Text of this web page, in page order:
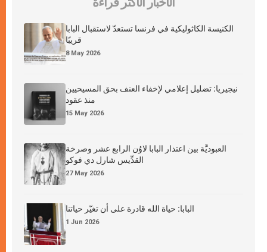
الكنيسة الكاثوليكية في فرنسا تستعدّ لاستقبال البابا
قريبًا
8 May 2026
نيجيريا: تضليل إعلامي لإخفاء العنف بحق المسيحيين
منذ عقود
15 May 2026
العبوديَّة بين اعتذار البابا لاوُن الرابع عشر وصرخة
القدِّيس شارل دي فوكو
27 May 2026
البابا: حياة الله قادرة على أن تغيّر حياتنا
1 Jun 2026